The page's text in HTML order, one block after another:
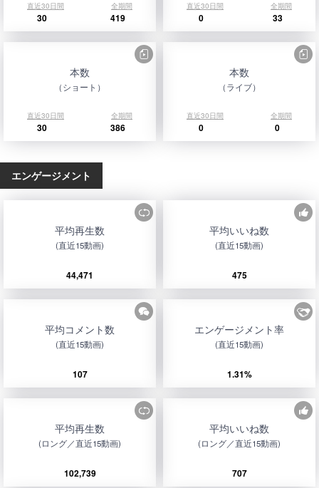
直近30日間 全期間
30 419
直近30日間 全期間
0 33
本数
（ショート）
直近30日間 全期間
30 386
本数
（ライブ）
直近30日間 全期間
0 0
エンゲージメント
平均再生数
(直近15動画)
44,471
平均いいね数
(直近15動画)
475
平均コメント数
(直近15動画)
107
エンゲージメント率
(直近15動画)
1.31%
平均再生数
(ロング／直近15動画)
102,739
平均いいね数
(ロング／直近15動画)
707